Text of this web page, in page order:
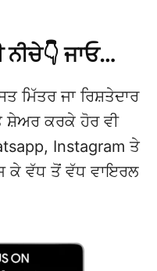
ਜਾਓ…
ਮਿੱਤਰ ਜਾ ਰਿਸ਼ਤੇਦਾਰ
ਸ਼ੇਅਰ ਕਰਕੇ ਹੋਰ ਵੀ
Instagram ਤੇ
ਕੇ ਵੱਧ ਤੋਂ ਵੱਧ ਵਾਇਰਲ